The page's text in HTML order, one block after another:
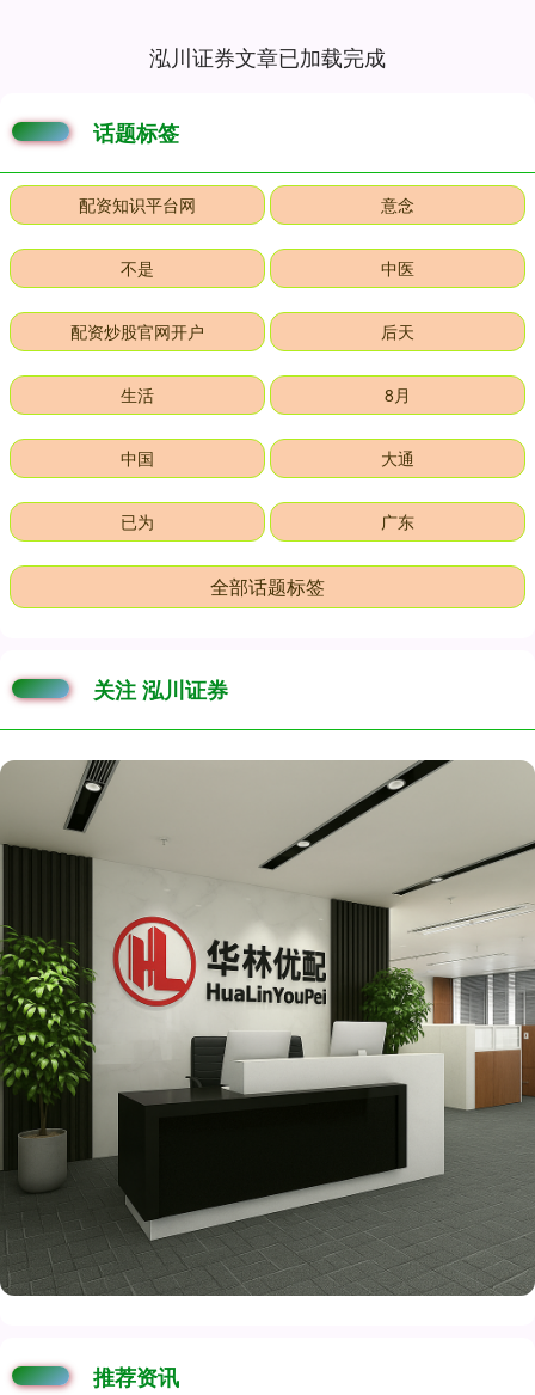
泓川证券文章已加载完成
话题标签
配资知识平台网 意念
不是 中医
配资炒股官网开户 后天
生活 8月
中国 大通
已为 广东
全部话题标签
关注 泓川证券
推荐资讯